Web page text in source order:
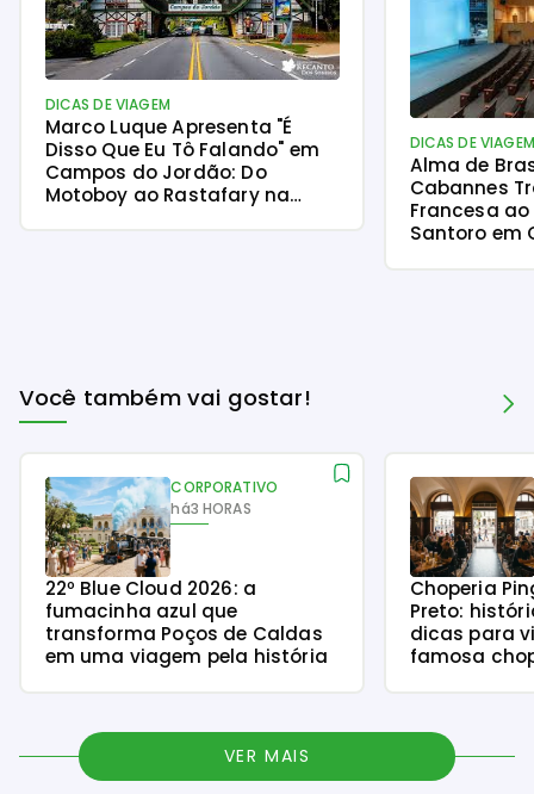
DICAS DE VIAGEM
Marco Luque Apresenta "É
Disso Que Eu Tô Falando" em
Campos do Jordão: Do
Motoboy ao Rastafary na
DICAS DE VIAGEM
Alma de
Cabannes
Francesa
Santoro em
Você também vai gostar!
CORPORATIVO
há3 HORAS
22º Blue Cloud 2026: a
fumacinha azul que
transforma Poços de Caldas
em uma viagem pela história
Choperia
Preto:
dicas para
famosa
VER MAIS